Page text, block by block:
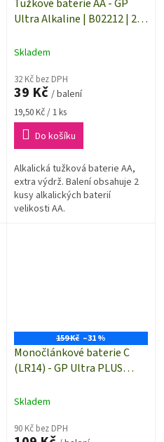
Tužkové baterie AA - GP
Ultra Alkaline | B02212 | 2
Skladem
32 Kč bez DPH
39 Kč / balení
Měrná
cena:
19,50 Kč / 1 ks
Do košíku
Alkalická tužková baterie AA,
extra výdrž. Balení obsahuje 2
kusy alkalických baterií
velikosti AA.
159 Kč –31 %
Monočlánkové baterie C
(LR14) - GP Ultra PLUS
Skladem
90 Kč bez DPH